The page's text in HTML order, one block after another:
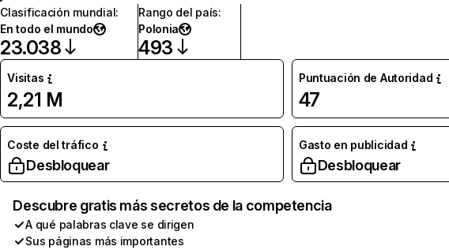
Clasificación mundial:
En todo el mundo
23.038
Rango del país:
Polonia
493
Visitas
2,21 M
Puntuación de Autoridad
47
Coste del tráfico
Desbloquear
Gasto en publicidad
Desbloquear
Descubre gratis más secretos de la competencia
A qué palabras clave se dirigen
Sus páginas más importantes